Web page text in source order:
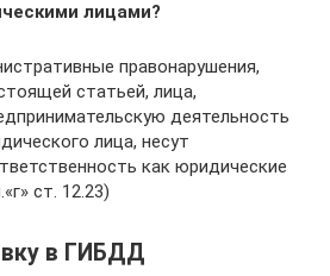
лицами?
правонарушения,
статьей, лица,
деятельность
лица, несут
как юридические
ст. 12.23)
в ГИБДД